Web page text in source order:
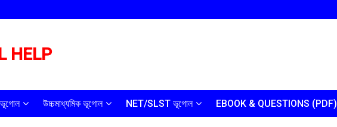
HELP
ভূগোল উচ্চমাধ্যমিক ভূগোল NET/SLST ভূগোল EBOOK & QUESTIONS (PDF)